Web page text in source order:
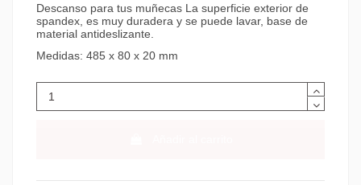
Descanso para tus muñecas La superficie exterior de
spandex, es muy duradera y se puede lavar, base de
material antideslizante.
Medidas: 485 x 80 x 20 mm